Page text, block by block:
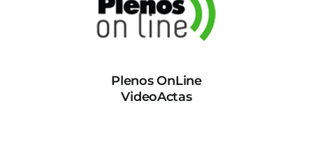
Plenos OnLine
VideoActas